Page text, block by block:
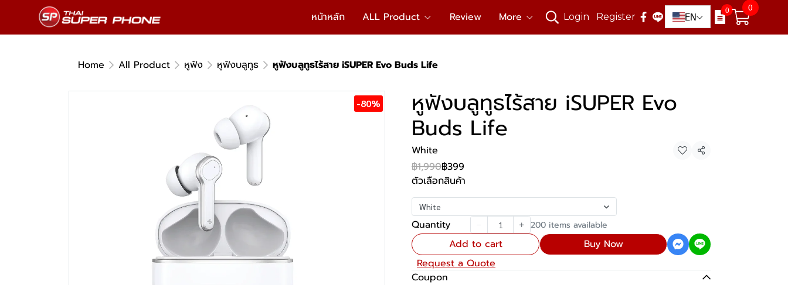
หน้าหลัก ALL Product Review More Login Register EN
0 0
Home All Product หูฟัง หูฟังบลูทูธ หูฟังบลูทูธไร้สาย iSUPER Evo Buds Life
-80% หูฟังบลูทูธไร้สาย iSUPER Evo
Buds Life
White
Share
฿1,990฿399
ตัวเลือกสินค้า
White
Quantity 200 items available
Add to cart
Buy Now
Request a Quote
Coupon